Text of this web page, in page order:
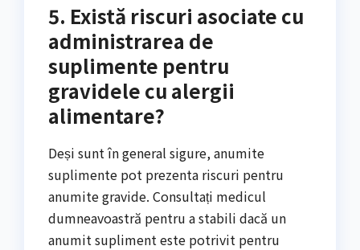
5. Există riscuri asociate cu
administrarea de
suplimente pentru
gravidele cu alergii
alimentare?
Deși sunt în general sigure, anumite
suplimente pot prezenta riscuri pentru
anumite gravide. Consultați medicul
dumneavoastră pentru a stabili dacă un
anumit supliment este potrivit pentru